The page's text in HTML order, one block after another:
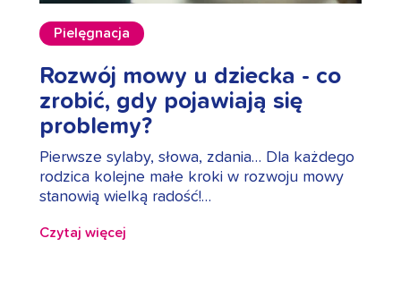
Pielęgnacja
Rozwój mowy u dziecka - co
zrobić, gdy pojawiają się
problemy?
Pierwsze sylaby, słowa, zdania… Dla każdego
rodzica kolejne małe kroki w rozwoju mowy
stanowią wielką radość!…
Czytaj więcej